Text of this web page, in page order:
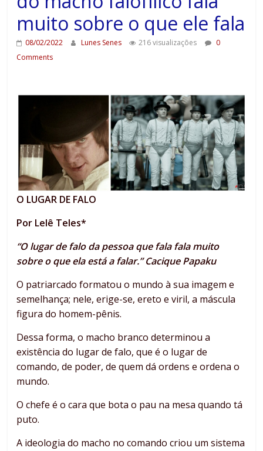
muito sobre o que ele fala
08/02/2022 Lunes Senes 216 visualizações
0
Comments
O LUGAR DE FALO
Por Lelê Teles*
“O lugar de falo da pessoa que fala fala muito
sobre o que ela está a falar.” Cacique Papaku
O patriarcado formatou o mundo à sua imagem e
semelhança; nele, erige-se, ereto e viril, a máscula
figura do homem-pênis.
Dessa forma, o macho branco determinou a
existência do lugar de falo, que é o lugar de
comando, de poder, de quem dá ordens e ordena o
mundo.
O chefe é o cara que bota o pau na mesa quando tá
puto.
A ideologia do macho no comando criou um sistema